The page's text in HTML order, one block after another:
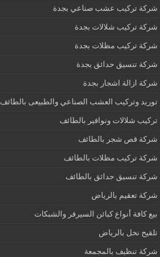
شركة تركيب عشب صناعي بجدة
شركة تركيب شلالات بجدة
شركة تركيب مظلات بجدة
شركة تنسيق حدائق بجدة
شركة ازالة اشجار بجدة
توريد وتركيب العشب الصناعي والطبيعى بالطائف
تركيب شلالات ونوافير بالطائف
شركة قص شجر بالطائف
شركة تركيب مظلات بالطائف
شركة تنسيق حدائق بالطائف
شركة تعقيم بالرياض
بيع كافة أنواع كبائن السيرفر والشبكات
تلقيح نخل بالرياض
شركة تنظيف بالمجمعة